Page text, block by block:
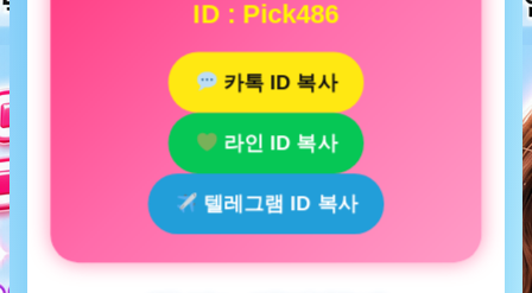
ID : Pick486
카톡 ID 복사
라인 ID 복사
텔레그램 ID 복사